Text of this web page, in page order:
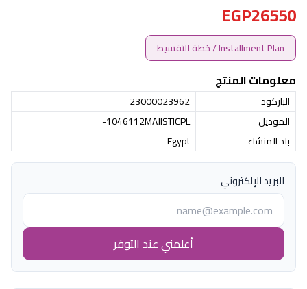
EGP26550
Installment Plan / خطة التقسيط
معلومات المنتج
الباركود
23000023962
الموديل
1046112MAJISTICPL-
بلد المنشاء
Egypt
البريد الإلكتروني
أعلمني عند التوفر